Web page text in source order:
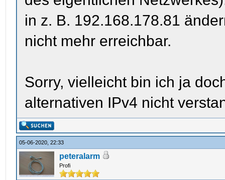
in z. B. 192.168.178.81
nicht mehr erreichbar.
Sorry, vielleicht bin ich ja
alternativen IPv4 nicht
05-06-2020, 22:33
peteralarm
Profi